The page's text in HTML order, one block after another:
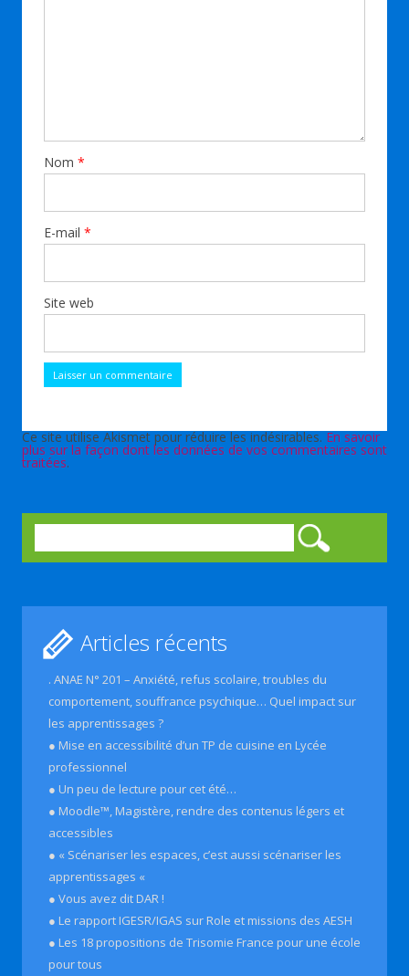
Nom *
E-mail *
Site web
Ce site utilise Akismet pour réduire les indésirables.En savoir
plus sur la façon dont les données de vos commentaires sont
traitées.
Articles récents
. ANAE N° 201 – Anxiété, refus scolaire, troubles du
comportement, souffrance psychique… Quel impact sur
les apprentissages ?
● Mise en accessibilité d’un TP de cuisine en Lycée
professionnel
● Un peu de lecture pour cet été…
● Moodle™, Magistère, rendre des contenus légers et
accessibles
● « Scénariser les espaces, c’est aussi scénariser les
apprentissages «
● Vous avez dit DAR !
● Le rapport IGESR/IGAS sur Role et missions des AESH
● Les 18 propositions de Trisomie France pour une école
pour tous